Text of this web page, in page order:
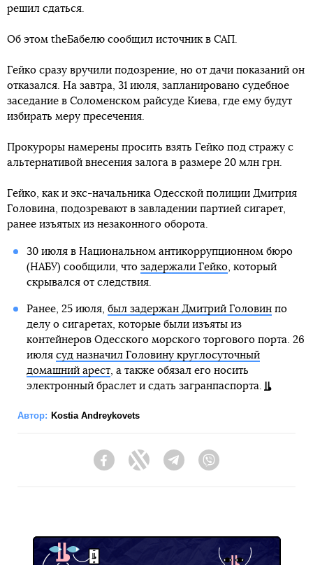
решил сдаться.
Об этом theБабелю сообщил источник в САП.
Гейко сразу вручили подозрение, но от дачи показаний он
отказался. На завтра, 31 июля, запланировано судебное
заседание в Соломенском райсуде Киева, где ему будут
избирать меру пресечения.
Прокуроры намерены просить взять Гейко под стражу с
альтернативой внесения залога в размере 20 млн грн.
Гейко, как и экс-начальника Одесской полиции Дмитрия
Головина, подозревают в завладении партией сигарет,
ранее изъятых из незаконного оборота.
30 июля в Национальном антикоррупционном бюро
(НАБУ) сообщили, что задержали Гейко, который
скрывался от следствия.
Ранее, 25 июля, был задержан Дмитрий Головинпо
делу о сигаретах, которые были изъяты из
контейнеров Одесского морского торгового порта. 26
июля суд назначил Головину круглосуточный
домашний арест, а также обязал его носить
электронный браслет и сдать загранпаспорта.
Автор: Kostia Andreykovets
FacebookTwitter Telegram